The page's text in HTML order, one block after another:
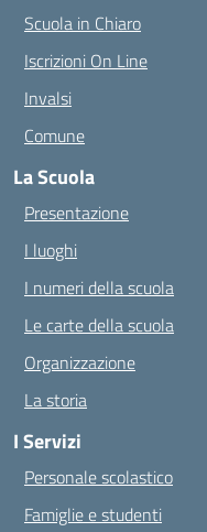
Scuola in Chiaro
Iscrizioni On Line
Invalsi
Comune
La Scuola
Presentazione
I luoghi
I numeri della scuola
Le carte della scuola
Organizzazione
La storia
I Servizi
Personale scolastico
Famiglie e studenti